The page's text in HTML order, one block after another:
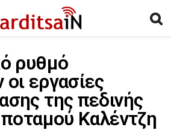
ρυθμό
εργασίες
της πεδινής
Καλέντζη